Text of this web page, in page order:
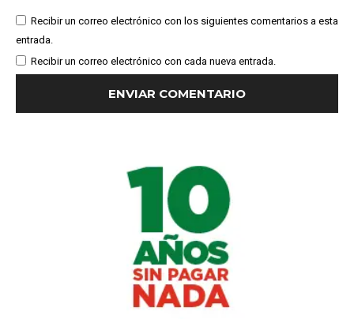
Recibir un correo electrónico con los siguientes comentarios a esta
entrada.
Recibir un correo electrónico con cada nueva entrada.